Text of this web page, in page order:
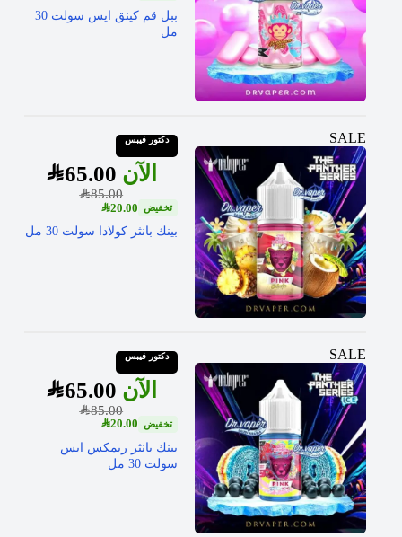
ببل قم كينق ايس سولت 30
مل
SALE دكتور فيبس
SAR85.00
SAR65.00
SAR20.00
بينك بانثر كولادا سولت 30 مل
SALE دكتور فيبس
SAR85.00
SAR65.00
SAR20.00
بينك بانثر ريمكس ايس
سولت 30 مل